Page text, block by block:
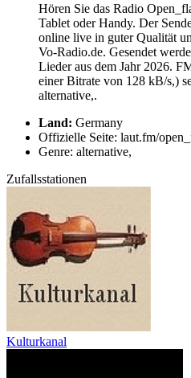
Hören Sie das Radio
Tablet oder Handy. Der
online live in guter Qualität
Vo-Radio.de. Gesendet
Lieder aus dem Jahr 2026.
einer Bitrate von 128 kB/s,)
alternative,.
Land: Germany
Offizielle Seite: laut.fm/
Genre: alternative,
Zufallsstationen
Kulturkanal